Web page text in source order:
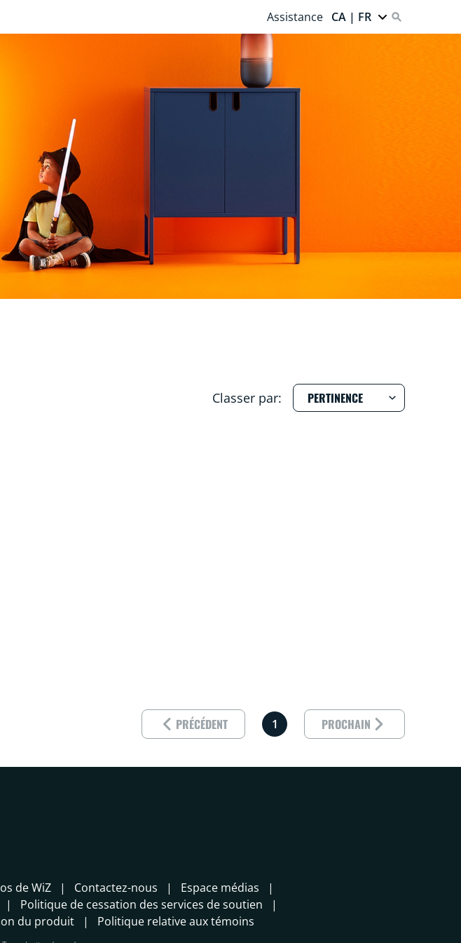
Assistance CA | FR
Classer par:
Results
PRÉCÉDENT 1 PROCHAIN
de WiZ Contactez-nous
Espace médias
Politique de cessation des services de soutien
du produit Politique relative aux témoins